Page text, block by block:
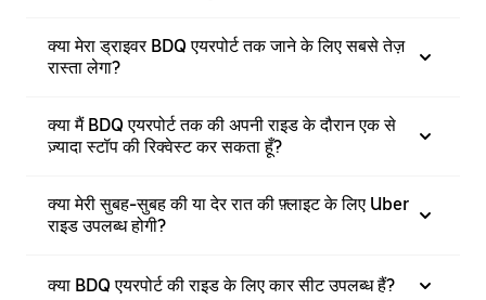
क्या मेरा ड्राइवर BDQ एयरपोर्ट तक जाने के लिए सबसे तेज़
रास्ता लेगा?
क्या मैं BDQ एयरपोर्ट तक की अपनी राइड के दौरान एक से
ज़्यादा स्टॉप की रिक्वेस्ट कर सकता हूँ?
क्या मेरी सुबह-सुबह की या देर रात की फ़्लाइट के लिए Uber
राइड उपलब्ध होगी?
क्या BDQ एयरपोर्ट की राइड के लिए कार सीट उपलब्ध हैं?